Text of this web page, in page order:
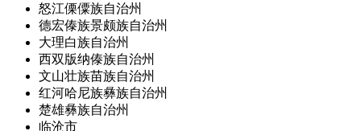
怒江傈僳族自治州
德宏傣族景颇族自治州
大理白族自治州
西双版纳傣族自治州
文山壮族苗族自治州
红河哈尼族彝族自治州
楚雄彝族自治州
临沧市